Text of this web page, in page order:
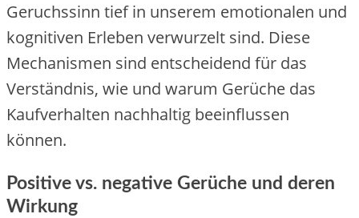
Geruchssinn tief in unserem emotionalen und
kognitiven Erleben verwurzelt sind. Diese
Mechanismen sind entscheidend für das
Verständnis, wie und warum Gerüche das
Kaufverhalten nachhaltig beeinflussen
können.
Positive vs. negative Gerüche und deren
Wirkung